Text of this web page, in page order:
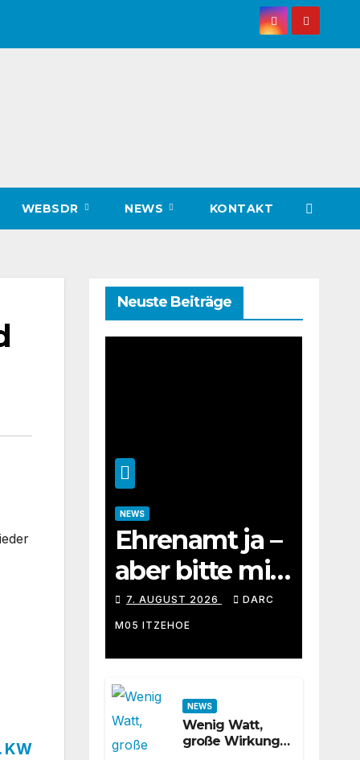
WEBSDR NEWS KONTAKT
KW
Neuste Beiträge
NEWS
Ehrenamt ja –
aber bitte mit
eigenem
Windows-
Rechner
7. AUGUST 2026 DARC
M05 ITZEHOE
NEWS
Wenig Watt,
große Wirkung –